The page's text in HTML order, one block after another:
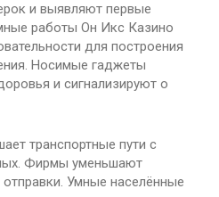
и выявляют первые
работы Он Икс Казино
для построения
Носимые гаджеты
и сигнализируют о
транспортные пути с
Фирмы уменьшают
Умные населённые